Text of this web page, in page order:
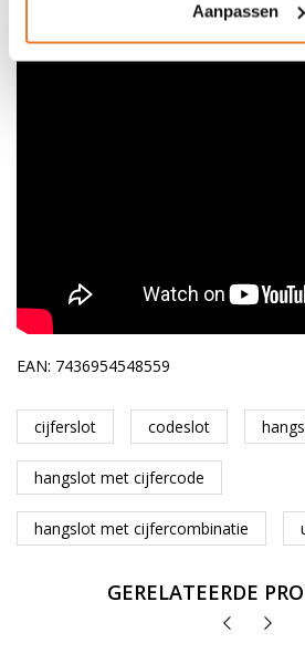
Aanpassen
EAN: 7436954548559
cijferslot codeslot
hangslot met cijfercode
hangslot met cijfercombinatie
GERELATEERDE